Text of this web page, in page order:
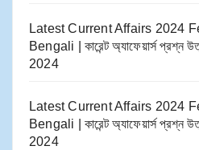
Latest Current Affairs 2024
Bengali | কারেন্ট অ্যাফেয়ার্স প্রশ্ন
2024
Latest Current Affairs 2024
Bengali | কারেন্ট অ্যাফেয়ার্স প্রশ্ন
2024